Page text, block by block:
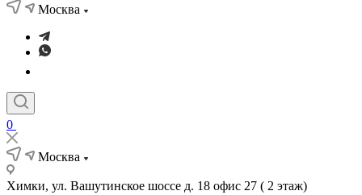
Москва
0
Москва
Химки, ул. Вашутинское шоссе д. 18 офис 27 ( 2 этаж)